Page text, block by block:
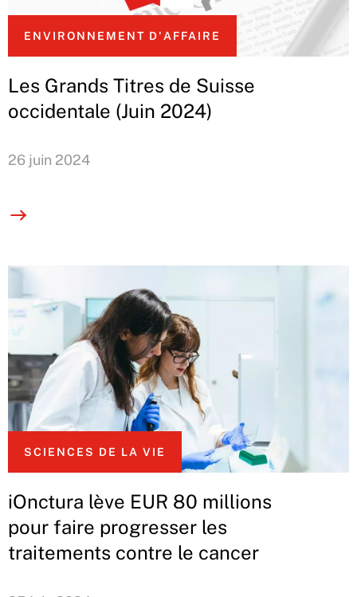
ENVIRONNEMENT D'AFFAIRE
Les Grands Titres de Suisse
occidentale (Juin 2024)
26 juin 2024
SCIENCES DE LA VIE
iOnctura lève EUR 80 millions
pour faire progresser les
traitements contre le cancer